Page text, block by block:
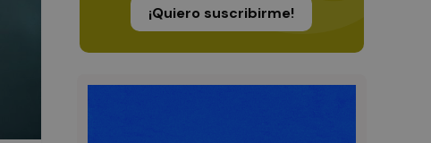
¡Quiero suscribirme!